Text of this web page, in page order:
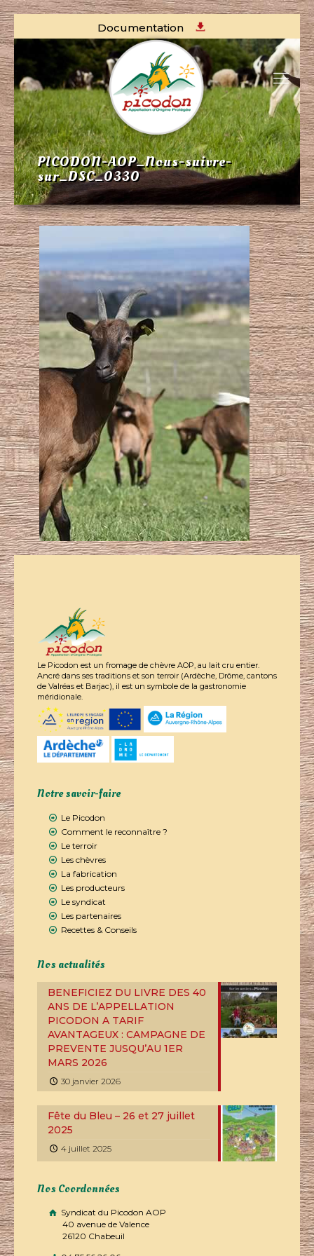
Documentation
PICODON-AOP_Nous-suivre-
sur_DSC_0330
Le Picodon est un fromage de chèvre AOP, au lait cru entier.
Ancré dans ses traditions et son terroir (Ardèche, Drôme, cantons
de Valréas et Barjac), il est un symbole de la gastronomie
méridionale.
Notre savoir-faire
Le Picodon
Comment le reconnaître ?
Le terroir
Les chèvres
La fabrication
Les producteurs
Le syndicat
Les partenaires
Recettes & Conseils
Nos actualités
BENEFICIEZ DU LIVRE DES 40
ANS DE L’APPELLATION
PICODON A TARIF
AVANTAGEUX : CAMPAGNE DE
PREVENTE JUSQU’AU 1ER
MARS 2026
30 janvier 2026
Fête du Bleu – 26 et 27 juillet
2025
4 juillet 2025
Nos Coordonnées
Syndicat du Picodon AOP
40 avenue de Valence
26120 Chabeuil